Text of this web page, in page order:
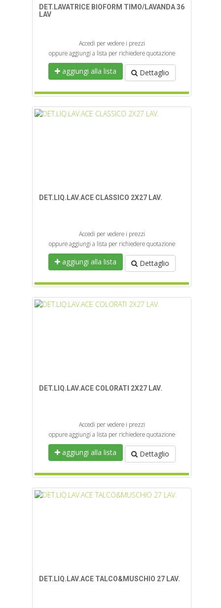
DET.LAVATRICE BIOFORM TIMO/LAVANDA 36
LAV
Accedi per vedere i prezzi
oppure aggiungi a lista per richiedere quotazione
aggiungi alla lista Dettaglio
DET.LIQ.LAV.ACE CLASSICO 2X27 LAV.
Accedi per vedere i prezzi
oppure aggiungi a lista per richiedere quotazione
aggiungi alla lista Dettaglio
DET.LIQ.LAV.ACE COLORATI 2X27 LAV.
Accedi per vedere i prezzi
oppure aggiungi a lista per richiedere quotazione
aggiungi alla lista Dettaglio
DET.LIQ.LAV.ACE TALCO&MUSCHIO 27 LAV.